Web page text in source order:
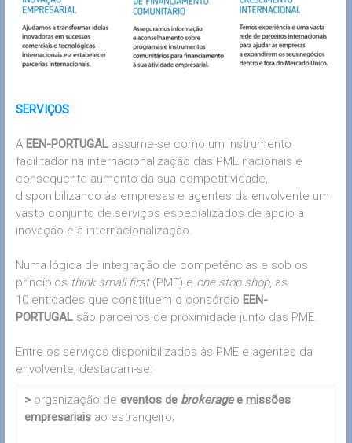
SERVIÇOS
A EEN-PORTUGALassume-se como um instrumento
facilitador na internacionalização das PME nacionais e
consequente aumento da sua competitividade,
disponibilizando às empresas e agentes da envolvente um
vasto conjunto de serviços especializados de apoio à
inovação e à internacionalização.
Numa lógica de integração de competências e sob os
princípios think small first(PME) e one stop shop, as
10 entidades que constituem o consórcio EEN-
PORTUGALsão parceiros de proximidade junto das PME.
Entre os serviços disponibilizados às PME e agentes da
envolvente, destacam-se:
>organização de eventos de brokeragee missões
empresariaisao estrangeiro;